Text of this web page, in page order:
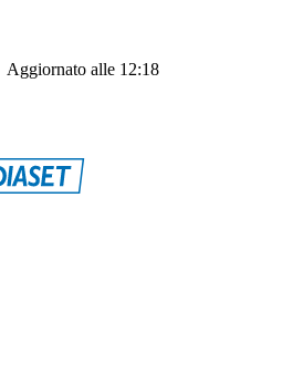
Aggiornato alle 12:18